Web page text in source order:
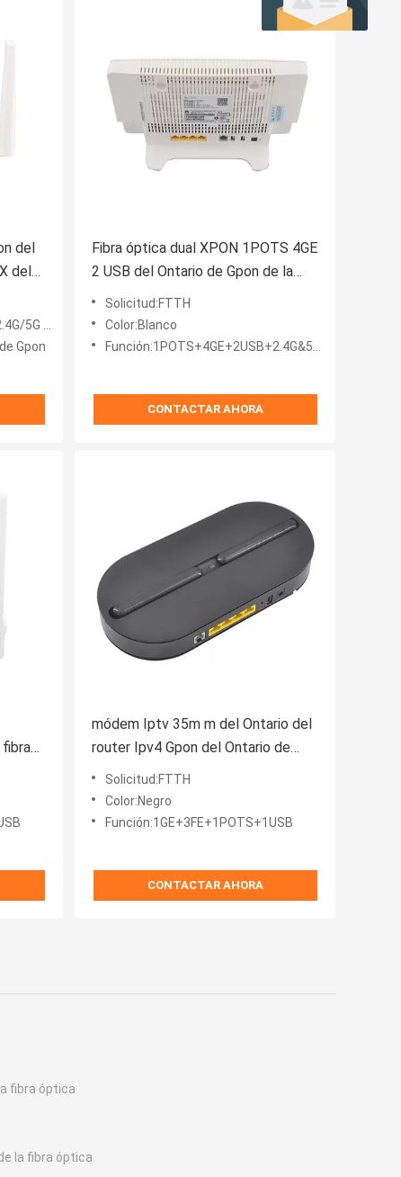
del
del
WiFi
Gpon
Fibra óptica dual XPON 1POTS 4GE
2 USB del Ontario de Gpon de la
banda de la CA
Solicitud:FTTH
Color:Blanco
Función:1POTS+4GE+2USB+2.4G&5G WiFi
CONTACTAR AHORA
módem Iptv 35m m del Ontario del
router Ipv4 Gpon del Ontario de
5dbi Wifi Xpon
Solicitud:FTTH
Color:Negro
Función:1GE+3FE+1POTS+1USB
CONTACTAR AHORA
fibra óptica
la fibra óptica